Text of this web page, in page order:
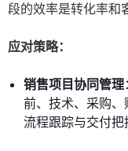
段的效率是转化率和
应对策略：
销售项目协同管理
前、技术、采购
流程跟踪与交付把